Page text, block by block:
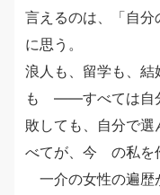
言えるのは、「自分
に思う。
浪人も、留学も、
も ――すべては自
敗しても、自分で
べてが、今 の私を
一介の女性の遍歴